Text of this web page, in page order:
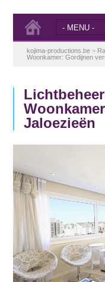
kojima-productions.be >
Woonkamer: Gordijnen
Jaloezieën